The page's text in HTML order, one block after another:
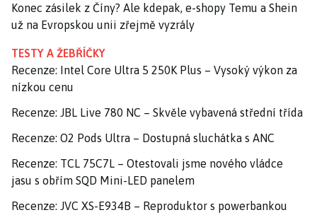
Konec zásilek z Číny? Ale kdepak, e-shopy Temu a Shein
už na Evropskou unii zřejmě vyzrály
TESTY A ŽEBŘÍČKY
Recenze: Intel Core Ultra 5 250K Plus – Vysoký výkon za
nízkou cenu
Recenze: JBL Live 780 NC – Skvěle vybavená střední třída
Recenze: O2 Pods Ultra – Dostupná sluchátka s ANC
Recenze: TCL 75C7L – Otestovali jsme nového vládce
jasu s obřím SQD Mini-LED panelem
Recenze: JVC XS-E934B – Reproduktor s powerbankou